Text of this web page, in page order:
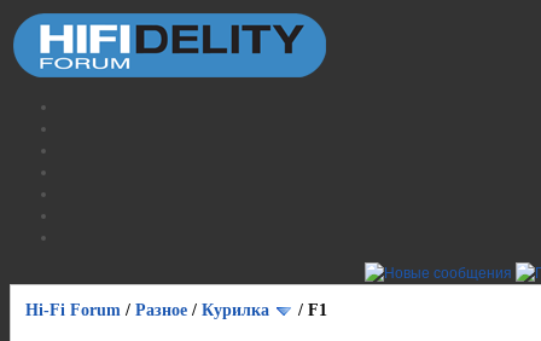
Hi-Fi Forum / Разное / Курилка / F1